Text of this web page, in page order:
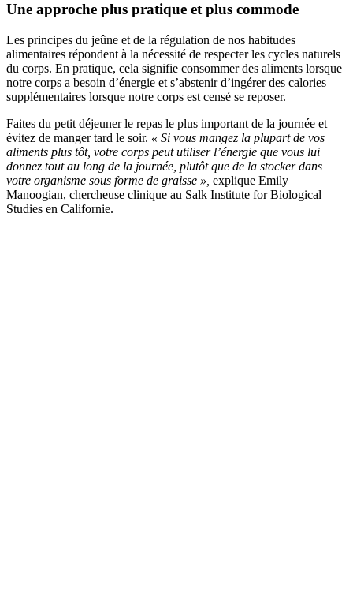
Une approche plus pratique et plus commode
Les principes du jeûne et de la régulation de nos habitudes
alimentaires répondent à la nécessité de respecter les cycles naturels
du corps. En pratique, cela signifie consommer des aliments lorsque
notre corps a besoin d’énergie et s’abstenir d’ingérer des calories
supplémentaires lorsque notre corps est censé se reposer.
Faites du petit déjeuner le repas le plus important de la journée et
évitez de manger tard le soir. « Si vous mangez la plupart de vos
aliments plus tôt, votre corps peut utiliser l’énergie que vous lui
donnez tout au long de la journée, plutôt que de la stocker dans
votre organisme sous forme de graisse », explique Emily
Manoogian, chercheuse clinique au Salk Institute for Biological
Studies en Californie.